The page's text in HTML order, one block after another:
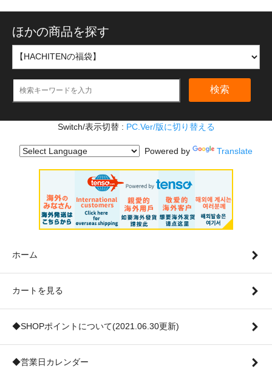
ほかの商品を探す
検索
Switch/表示切替 : PC.Ver/版に切り替える
Powered by Translate
ホーム
カートを見る
◆SHOPポイントについて(2021.06.30更新)
◆営業日カレンダー